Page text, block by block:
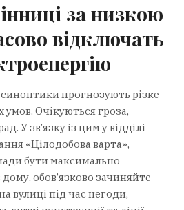
за низкою
відключать
прогнозують різке
Очікуються гроза,
У зв’язку із цим у відділі
«Цілодобова варта»,
бути максимально
обов’язково зачиняйте
вулиці під час негоди,